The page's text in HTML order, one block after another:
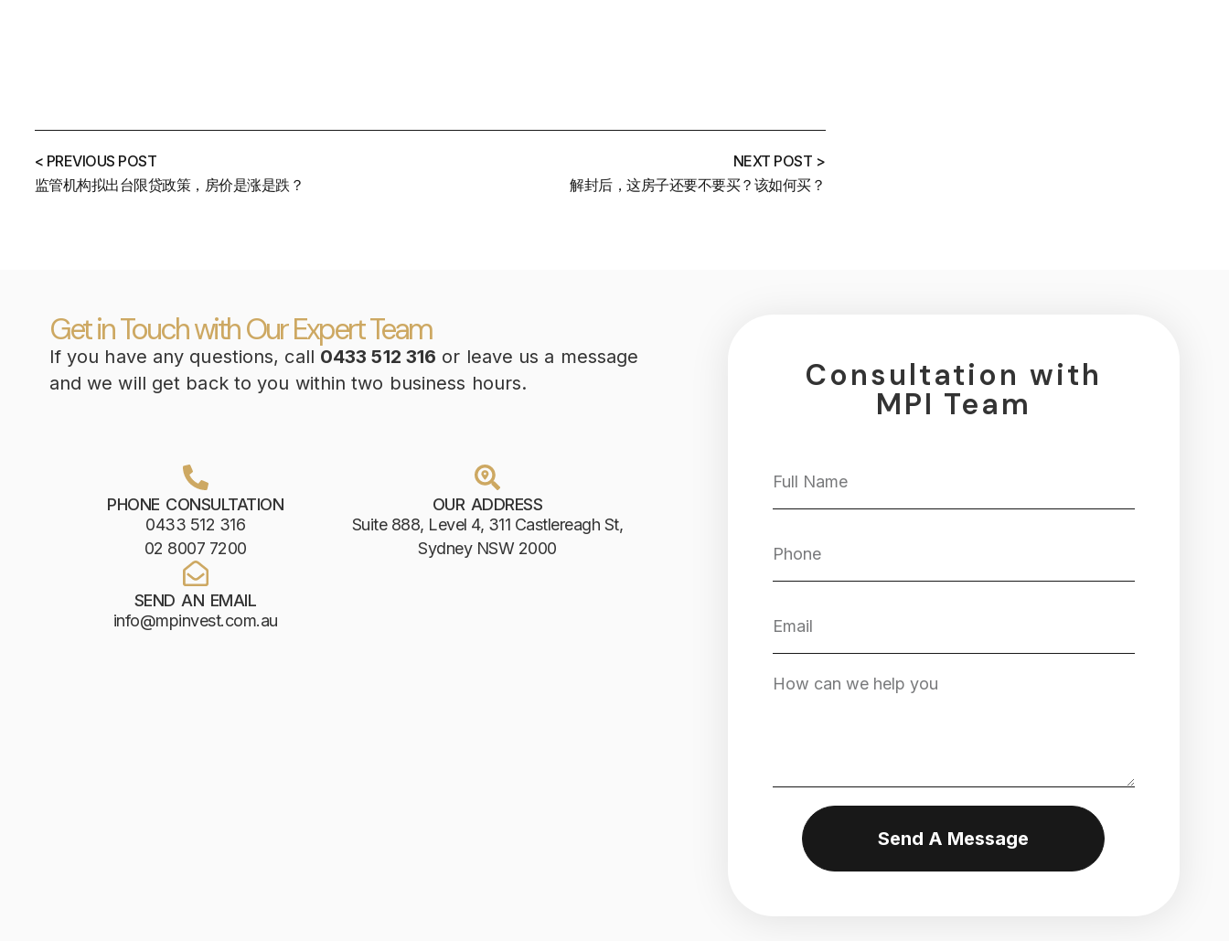
< PREVIOUS POST
监管机构拟出台限贷政策，房价是涨是跌？
NEXT POST >
解封后，这房子还要不要买？该如何买？
Get in Touch with Our Expert Team
If you have any questions, call 0433 512 316 or leave us a message
and we will get back to you within two business hours.
PHONE CONSULTATION
0433 512 316
02 8007 7200
OUR ADDRESS
Suite 888, Level 4, 311 Castlereagh St,
Sydney NSW 2000
SEND AN EMAIL
info@mpinvest.com.au
Consultation with
MPI Team
Send A Message